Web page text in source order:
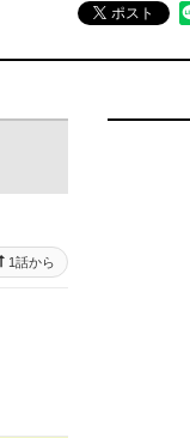
ポスト
1話から